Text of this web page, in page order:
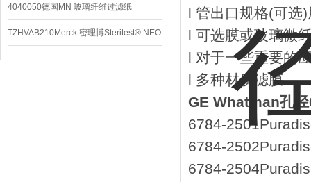
4040050德国MN 玻璃纤维过滤纸
TZHVAB210Merck 密理博Steritest® NEO
设备
l 管出口规格(可选
l 可选膜或玻璃微
l 对于一些重要的
l 多种材质滤膜
GE Whatman孔
6784-
6784-
6784-